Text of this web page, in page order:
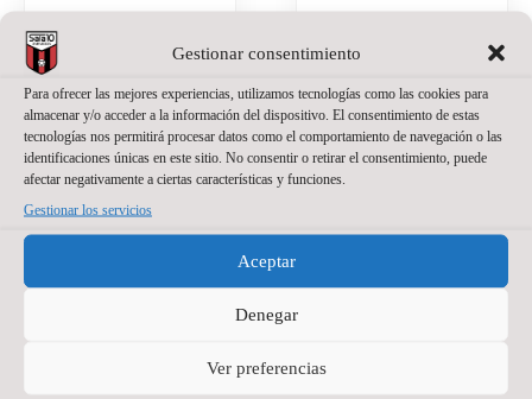
Gestionar consentimiento
Para ofrecer las mejores experiencias, utilizamos tecnologías como las cookies para
almacenar y/o acceder a la información del dispositivo. El consentimiento de estas
tecnologías nos permitirá procesar datos como el comportamiento de navegación o las
identificaciones únicas en este sitio. No consentir o retirar el consentimiento, puede
afectar negativamente a ciertas características y funciones.
Gestionar los servicios
Aceptar
Denegar
Ver preferencias
PATROCINADOR PRINCIPAL